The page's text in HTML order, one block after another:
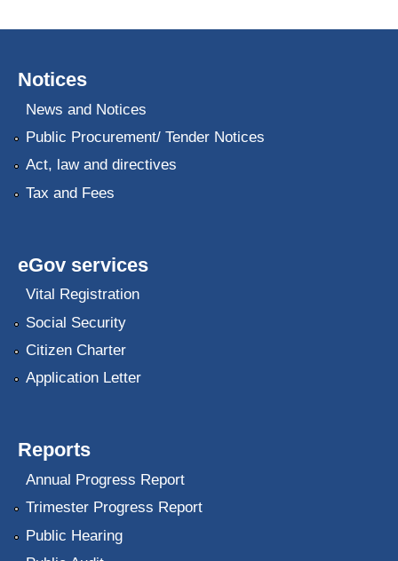
Notices
News and Notices
Public Procurement/ Tender Notices
Act, law and directives
Tax and Fees
eGov services
Vital Registration
Social Security
Citizen Charter
Application Letter
Reports
Annual Progress Report
Trimester Progress Report
Public Hearing